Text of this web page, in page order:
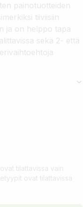
painotuotteiden
tiiviisiin
ja on helppo tapa
sekä 2- että
tilattavissa vain
ovat tilattavissa